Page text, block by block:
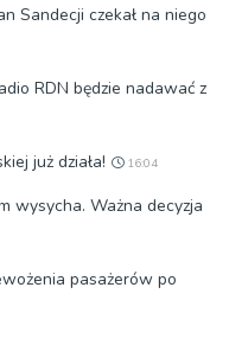
Sandecji czekał na niego
RDN będzie nadawać z
już działa! 16:04
wysycha. Ważna decyzja
pasażerów po